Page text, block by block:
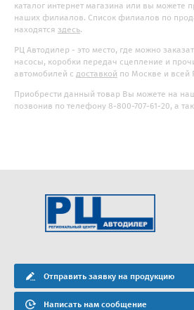
каталог интернет магазина или вы можете
наших филиалов. Список филиалов по
находятся здесь.
РЦ Автодилер - это место, где можно
насосы, коробки передач сцепление и
автомобилей с доставкой по Москве и всей
Приобрести данный товар Вы можете на
позвонив по телефону 8-800-707-61-20, а
Отправить заявку на продукцию
Написать нам сообщение